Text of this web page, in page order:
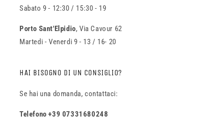
Sabato 9 - 12:30 / 15:30 - 19
Porto Sant'Elpidio, Via Cavour 62
Martedi - Venerdi 9 - 13 / 16- 20
HAI BISOGNO DI UN CONSIGLIO?
Se hai una domanda, contattaci:
Telefono +39 07331680248